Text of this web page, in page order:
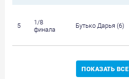
5
1/8
финала
Бутько Дарья (6)
ПОКАЗАТЬ ВСЕ